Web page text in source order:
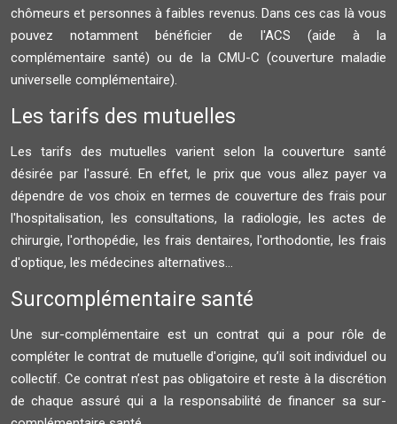
chômeurs et personnes à faibles revenus. Dans ces cas là vous
pouvez notamment bénéficier de l'ACS (aide à la
complémentaire santé) ou de la CMU-C (couverture maladie
universelle complémentaire).
Les tarifs des mutuelles
Les tarifs des mutuelles varient selon la couverture santé
désirée par l'assuré. En effet, le prix que vous allez payer va
dépendre de vos choix en termes de couverture des frais pour
l'hospitalisation, les consultations, la radiologie, les actes de
chirurgie, l'orthopédie, les frais dentaires, l'orthodontie, les frais
d'optique, les médecines alternatives...
Surcomplémentaire santé
Une sur-complémentaire est un contrat qui a pour rôle de
compléter le contrat de mutuelle d'origine, qu’il soit individuel ou
collectif. Ce contrat n’est pas obligatoire et reste à la discrétion
de chaque assuré qui a la responsabilité de financer sa sur-